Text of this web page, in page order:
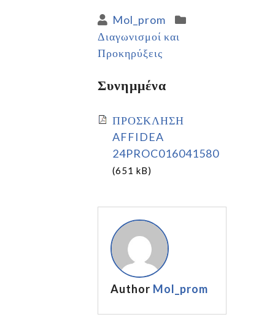
Mol_prom
Διαγωνισμοί και
Προκηρύξεις
Συνημμένα
ΠΡΟΣΚΛΗΣΗ
AFFIDEA
24PROC016041580
(651 kB)
Author Mol_prom